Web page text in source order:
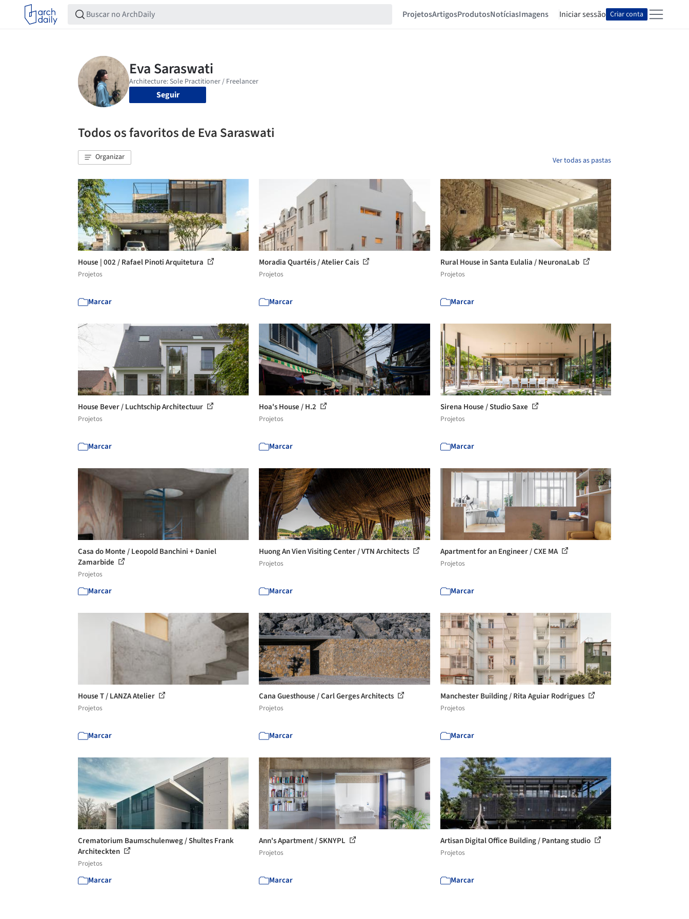
ProjetosArtigosProdutosNotíciasImagens Iniciar sessão Criar conta
Seguir
Todos os favoritos de Eva Saraswati
Organizar Ver todas as pastas
House | 002 / Rafael Pinoti Arquitetura
Projetos
Marcar
Moradia Quartéis / Atelier Cais
Projetos
Marcar
Rural House in Santa Eulalia / NeuronaLab
Projetos
Marcar
House Bever / Luchtschip Architectuur
Projetos
Marcar
Hoa's House / H.2
Projetos
Marcar
Sirena House / Studio Saxe
Projetos
Marcar
Casa do Monte / Leopold Banchini + Daniel
Zamarbide
Projetos
Marcar
Huong An Vien Visiting Center / VTN Architects
Projetos
Marcar
Apartment for an Engineer / CXE MA
Projetos
Marcar
House T / LANZA Atelier
Projetos
Marcar
Cana Guesthouse / Carl Gerges Architects
Projetos
Marcar
Manchester Building / Rita Aguiar Rodrigues
Projetos
Marcar
Crematorium Baumschulenweg / Shultes Frank
Architeckten
Projetos
Marcar
Ann's Apartment / SKNYPL
Projetos
Marcar
Artisan Digital Office Building / Pantang studio
Projetos
Marcar